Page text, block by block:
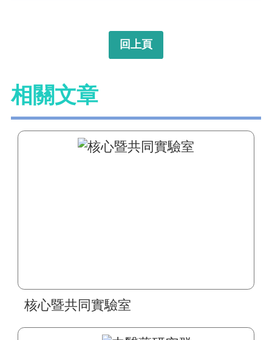
回上頁
相關文章
核心暨共同實驗室